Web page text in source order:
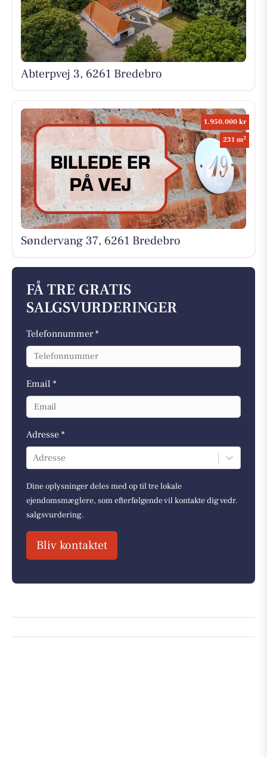
Abterpvej 3, 6261 Bredebro
1.950.000 kr
231 m2
Søndervang 37, 6261 Bredebro
FÅ TRE GRATIS
SALGSVURDERINGER
Telefonnummer *
Email *
Adresse *
Adresse
Dine oplysninger deles med op til tre lokale
ejendomsmæglere, som efterfølgende vil kontakte dig vedr.
salgsvurdering.
Bliv kontaktet